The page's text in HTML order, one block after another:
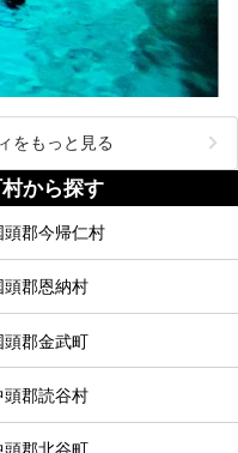
をもっと見る
から探す
頭郡今帰仁村
頭郡恩納村
頭郡金武町
頭郡読谷村